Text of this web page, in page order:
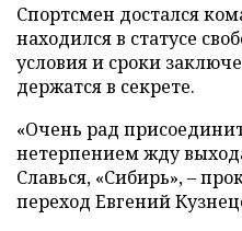
Спортсмен достался
находился в статусе
условия и сроки
держатся в секрете.
«Очень рад
нетерпением жду
Славься, «Сибирь», –
переход Евгений